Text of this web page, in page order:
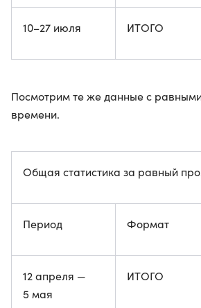
10–27 июля ИТОГО
Посмотрим те же данные с
времени.
Общая статистика за равный
Период Формат
12 апреля —
5 мая
ИТОГО